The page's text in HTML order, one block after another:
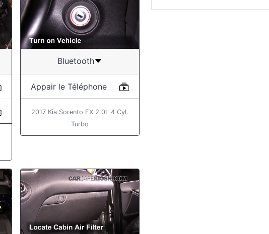
Bluetooth
Appair le Téléphone
2017 Kia Sorento EX 2.0L 4 Cyl.
Turbo
drivers ”